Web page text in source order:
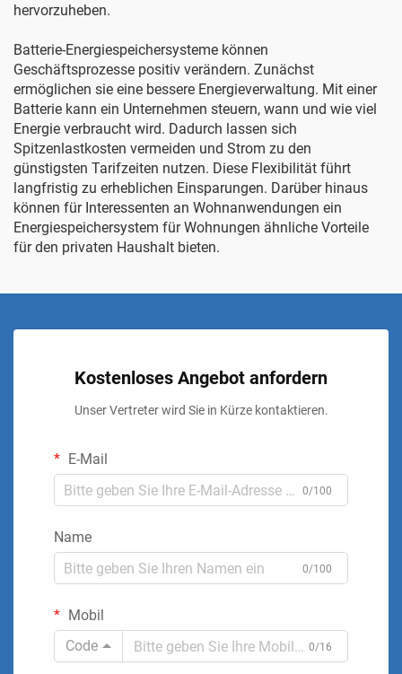
hervorzuheben.
Batterie-Energiespeichersysteme können
Geschäftsprozesse positiv verändern. Zunächst
ermöglichen sie eine bessere Energieverwaltung. Mit einer
Batterie kann ein Unternehmen steuern, wann und wie viel
Energie verbraucht wird. Dadurch lassen sich
Spitzenlastkosten vermeiden und Strom zu den
günstigsten Tarifzeiten nutzen. Diese Flexibilität führt
langfristig zu erheblichen Einsparungen. Darüber hinaus
können für Interessenten an Wohnanwendungen ein
Energiespeichersystem für Wohnungen ähnliche Vorteile
für den privaten Haushalt bieten.
Kostenloses Angebot anfordern
Unser Vertreter wird Sie in Kürze kontaktieren.
E-Mail
0/100
Name
0/100
Mobil
Code
0/16